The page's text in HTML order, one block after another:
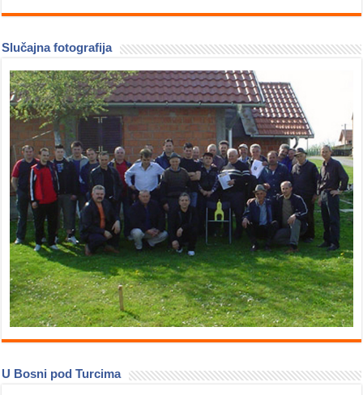
Slučajna fotografija
U Bosni pod Turcima